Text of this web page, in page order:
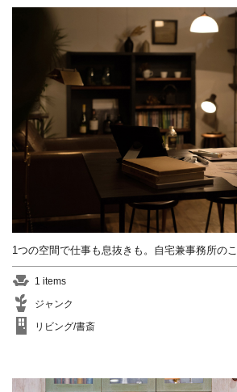
1つの空間で仕事も息抜きも。自宅兼事務所の
1 items
ジャンク
リビング/書斎